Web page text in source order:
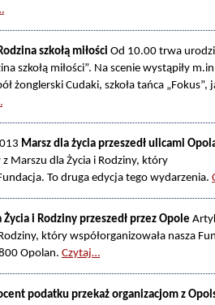
szkołą miłości Od 10.00 trwa
szkołą miłości”. Na scenie wystąpiły
żonglerski Cudaki, szkoła tańca „Fokus”,
Marsz dla życia przeszedł ulicami
Marszu dla Życia i Rodziny, który
To druga edycja tego wydarzenia.
Życia i Rodziny przeszedł przez Opole
który współorganizowała nasza
Opolan. Czytaj…
podatku przekaż organizacjom z